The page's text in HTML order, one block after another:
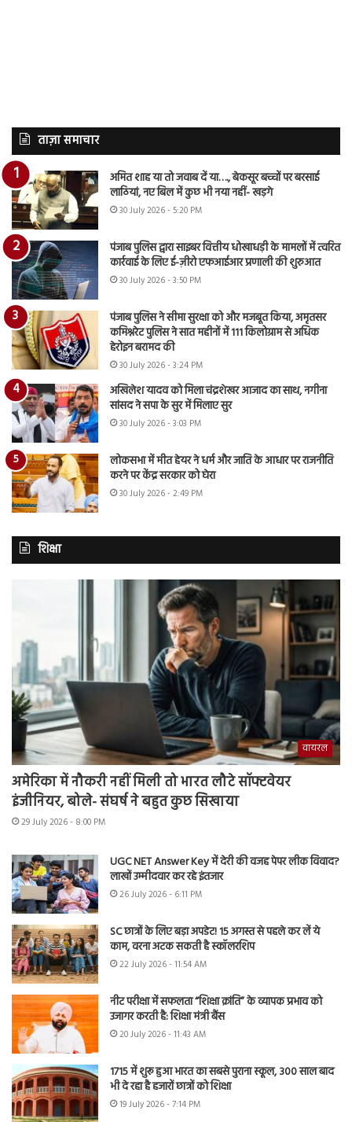
ताज़ा समाचार
अमित शाह या तो जवाब दें या…., बेकसूर बच्चों पर बरसाई
लाठियां, नए बिल में कुछ भी नया नहीं- खड़गे
30 July 2026 - 5:20 PM
पंजाब पुलिस द्वारा साइबर वित्तीय धोखाधड़ी के मामलों में त्वरित
कार्रवाई के लिए ई-ज़ीरो एफआईआर प्रणाली की शुरुआत
30 July 2026 - 3:50 PM
पंजाब पुलिस ने सीमा सुरक्षा को और मजबूत किया, अमृतसर
कमिश्नरेट पुलिस ने सात महीनों में 111 किलोग्राम से अधिक
हेरोइन बरामद की
30 July 2026 - 3:24 PM
अखिलेश यादव को मिला चंद्रशेखर आजाद का साथ, नगीना
सांसद ने सपा के सुर में मिलाए सुर
30 July 2026 - 3:03 PM
लोकसभा में मीत हेयर ने धर्म और जाति के आधार पर राजनीति
करने पर केंद्र सरकार को घेरा
30 July 2026 - 2:49 PM
शिक्षा
वायरल
अमेरिका में नौकरी नहीं मिली तो भारत लौटे सॉफ्टवेयर
इंजीनियर, बोले- संघर्ष ने बहुत कुछ सिखाया
29 July 2026 - 8:00 PM
UGC NET Answer Key में देरी की वजह पेपर लीक विवाद?
लाखों उम्मीदवार कर रहे इंतजार
26 July 2026 - 6:11 PM
SC छात्रों के लिए बड़ा अपडेट! 15 अगस्त से पहले कर लें ये
काम, वरना अटक सकती है स्कॉलरशिप
22 July 2026 - 11:54 AM
नीट परीक्षा में सफलता “शिक्षा क्रांति” के व्यापक प्रभाव को
उजागर करती है: शिक्षा मंत्री बैंस
20 July 2026 - 11:43 AM
1715 में शुरू हुआ भारत का सबसे पुराना स्कूल, 300 साल बाद
भी दे रहा है हजारों छात्रों को शिक्षा
19 July 2026 - 7:14 PM